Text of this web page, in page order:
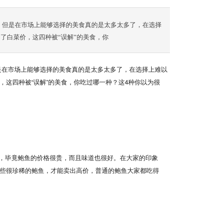
是在市场上能够选择的美食真的是太多太多了，在选择
白菜价，这四种被“误解”的美食，你
市场上能够选择的美食真的是太多太多了，在选择上难以
四种被“误解”的美食，你吃过哪一种？这4种你以为很
竟鲍鱼的价格很贵，而且味道也很好。在大家的印象
很珍稀的鲍鱼，才能卖出高价，普通的鲍鱼大家都吃得